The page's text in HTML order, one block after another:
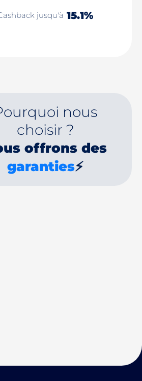
jusqu'à 15.1%
nous
choisir ?
offrons des
garanties⚡